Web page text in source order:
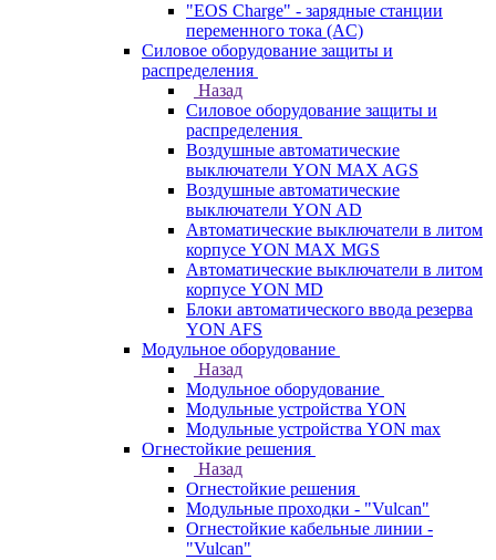
"EOS Charge" - зарядные станции
переменного тока (AC)
Силовое оборудование защиты и
распределения
Назад
Силовое оборудование защиты и
распределения
Воздушные автоматические
выключатели YON MAX AGS
Воздушные автоматические
выключатели YON AD
Автоматические выключатели в литом
корпусе YON MAX MGS
Автоматические выключатели в литом
корпусе YON MD
Блоки автоматического ввода резерва
YON AFS
Модульное оборудование
Назад
Модульное оборудование
Модульные устройства YON
Модульные устройства YON max
Огнестойкие решения
Назад
Огнестойкие решения
Модульные проходки - "Vulcan"
Огнестойкие кабельные линии -
"Vulcan"